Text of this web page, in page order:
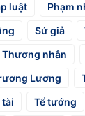
luật
Phạm
Sứ giả
Thương nhân
Lương
tài Tể tướng